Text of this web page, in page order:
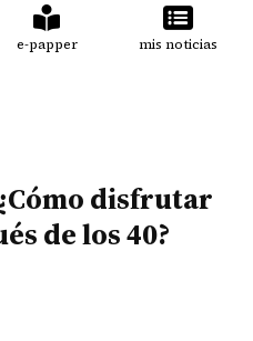
e-papper mis noticias
disfrutar
de los 40?